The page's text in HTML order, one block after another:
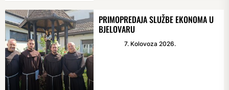
PRIMOPREDAJA SLUŽBE EKONOMA U
BJELOVARU
7. Kolovoza 2026.